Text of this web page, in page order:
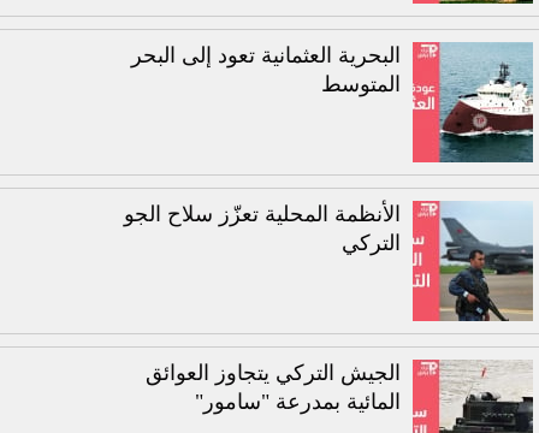
البحرية العثمانية تعود إلى البحر
المتوسط
الأنظمة المحلية تعزّز سلاح الجو
التركي
الجيش التركي يتجاوز العوائق
المائية بمدرعة "سامور"